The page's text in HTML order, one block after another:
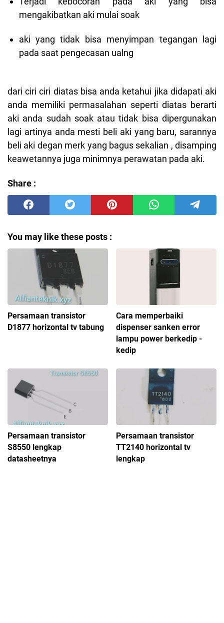
mengakibatkan aki mulai soak
aki yang tidak bisa menyimpan tegangan lagi
pada saat pengecasan ualng
dari ciri ciri diatas bisa anda ketahui jika didapati aki
anda memiliki permasalahan seperti diatas berarti
aki anda sudah soak atau tidak bisa dipergunakan
lagi artinya anda mesti beli aki yang baru, sarannya
beli aki degan merk yang bagus sekalian , disamping
keawetannya juga minimnya perawatan pada aki.
Share :
You may like these posts :
Persamaan transistor
D1877 horizontal tv tabung
Cara memperbaiki
dispenser sanken error
lampu power berkedip -
kedip
Persamaan transistor
S8550 lengkap
datasheetnya
Persamaan transistor
TT2140 horizontal tv
lengkap